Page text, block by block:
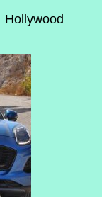
Hollywood